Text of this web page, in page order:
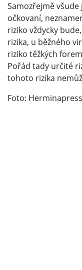
Samozřejmě
očkovaní,
riziko vždycky
rizika, u běžného
riziko těžkých
Pořád tady určité
tohoto rizika
Foto: Herminapress